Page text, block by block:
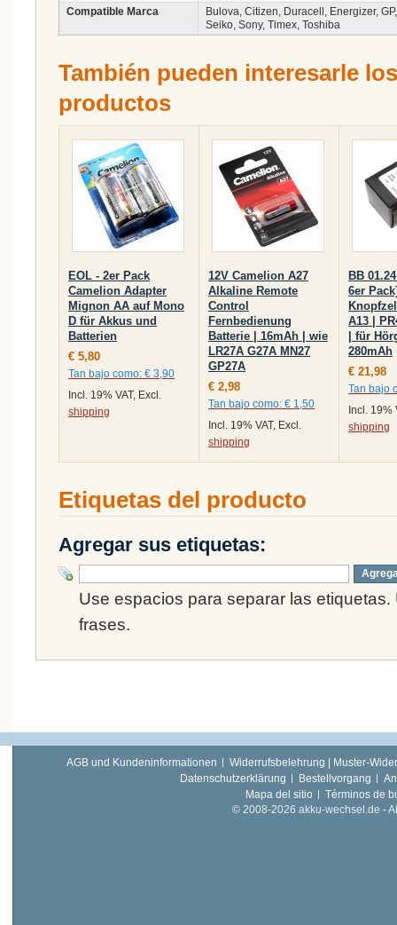
Compatible Marca
Bulova, Citizen, Duracell, Energizer,
Seiko, Sony, Timex, Toshiba
También pueden interesarle
productos
EOL - 2er Pack
Camelion Adapter
Mignon AA auf Mono
D für Akkus und
Batterien
€ 5,80
Tan bajo como: € 3,90
Incl. 19% VAT, Excl.
shipping
12V Camelion A27
Alkaline Remote
Control
Fernbedienung
Batterie | 16mAh | wie
LR27A G27A MN27
GP27A
€ 2,98
Tan bajo como: € 1,50
Incl. 19% VAT, Excl.
shipping
BB
6er
A13 |
| für
280mAh
€ 21,98
Tan bajo
Incl. 19%
shipping
Etiquetas del producto
Agregar sus etiquetas:
Use espacios para separar las
frases.
AGB und Kundeninformationen
Widerrufsbelehrung | Muster-
Datenschutzerklärung
Bestellvorgang
Mapa del sitio
Términos de
© 2008-2026 akku-wechsel.de -